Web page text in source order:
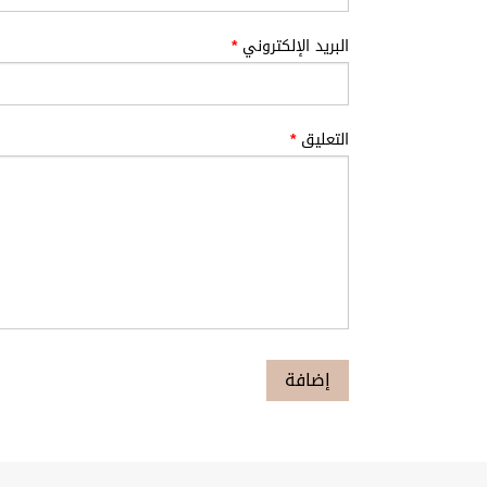
البريد الإلكتروني*
التعليق*